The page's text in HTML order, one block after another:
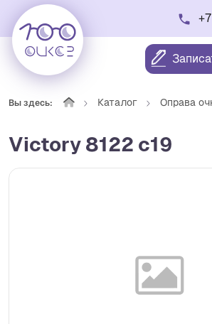
Вы здесь: Каталог Оправа
Victory 8122 c19